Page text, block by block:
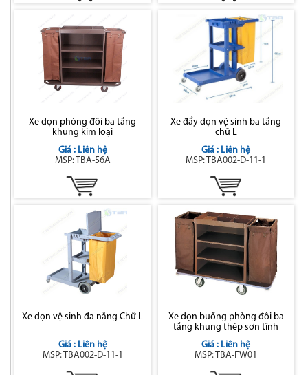
Xe dọn phòng đôi ba tầng
khung kim loại
Giá : Liên hệ
MSP: TBA-56A
Xe đẩy dọn vệ sinh ba tầng
chữ L
Giá : Liên hệ
MSP: TBA002-D-11-1
Xe dọn vệ sinh đa năng Chữ L
Giá : Liên hệ
MSP: TBA002-D-11-1
Xe dọn buồng phòng đôi ba
tầng khung thép sơn tĩnh
điện
Giá : Liên hệ
MSP: TBA-FW01